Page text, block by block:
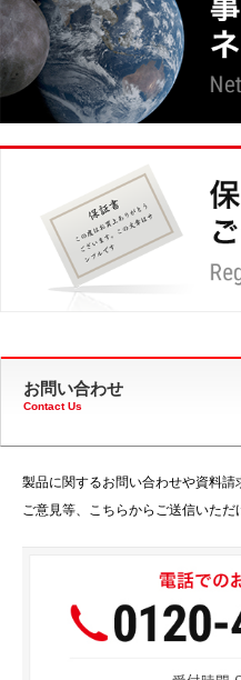
お問い合わせ
Contact Us
製品に関するお問い合わせや資料
ご意見等、こちらからご送信いただ